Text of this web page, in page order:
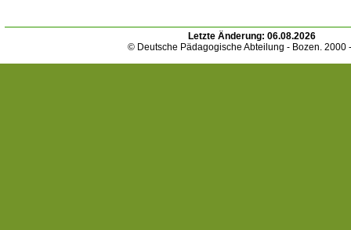
Letzte Änderung: 06.08.2026
© Deutsche Pädagogische Abteilung - Bozen. 2000